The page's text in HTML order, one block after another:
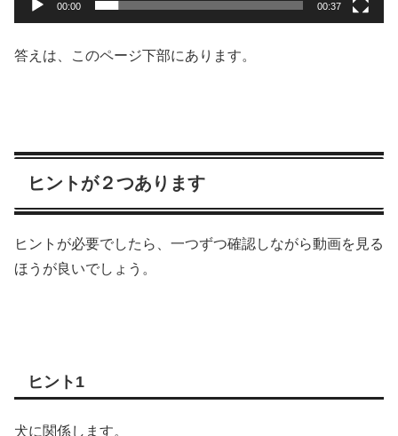
00:00 00:37
答えは、このページ下部にあります。
ヒントが２つあります
ヒントが必要でしたら、一つずつ確認しながら動画を見る
ほうが良いでしょう。
ヒント1
犬に関係します。